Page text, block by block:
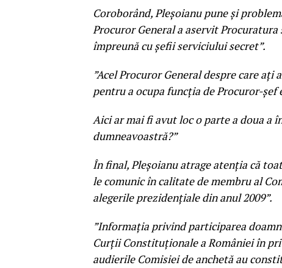
Coroborând, Pleșoianu pune și
Procuror General a aservit
împreună cu șefii serviciului secret”.
”Acel Procuror General despre care
pentru a ocupa funcția de Procuror-șef
Aici ar mai fi avut loc o parte a doua a
dumneavoastră?”
În final, Pleșoianu atrage atenția că
le comunic în calitate de membru al
alegerile prezidențiale din anul 2009”.
”Informația privind participarea
Curții Constituționale a României în
audierile Comisiei de anchetă au